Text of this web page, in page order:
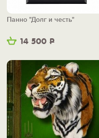
14 500 Р
Панно "Долг и честь"